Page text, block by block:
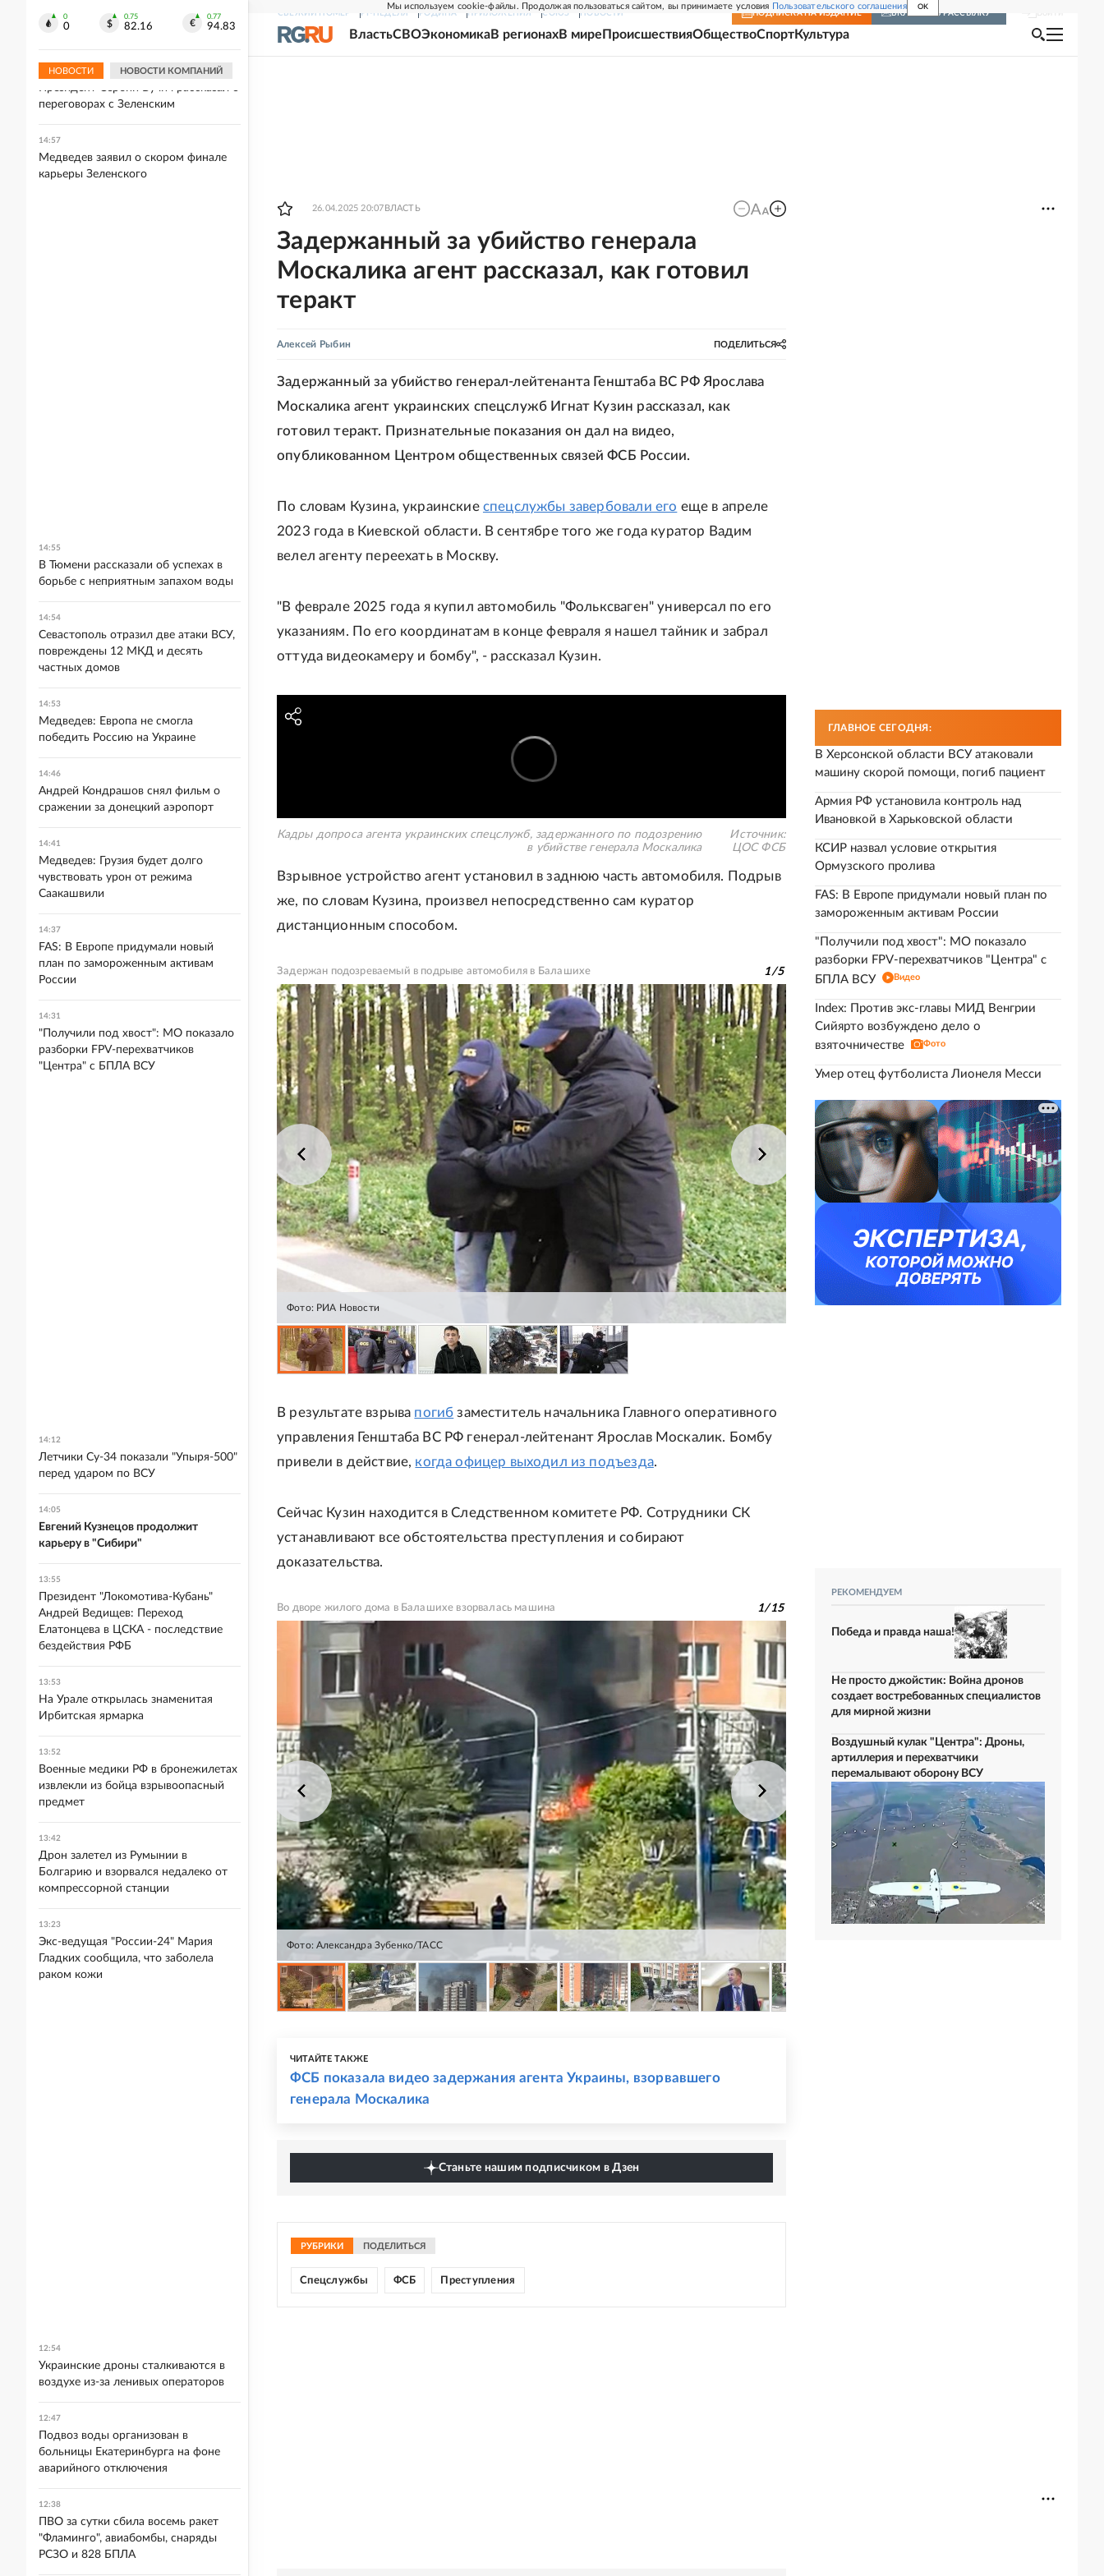
Мы используем cookie-файлы. Продолжая пользоваться сайтом, вы принимаете условия Пользовательского соглашения OK
СВЕЖИЙ НОМЕР РГ-НЕДЕЛЯ РОДИНА ПРИЛОЖЕНИЯ СОЮЗ НОВОСТИ ПОДПИСКА НА ИЗДАНИЕ ВКЛЮЧИТЬ РАССЫЛКУ
ВластьСВОЭкономикаВ регионахВ мире ПроисшествияОбществоСпортКультура
26.04.2025 20:07 ВЛАСТЬ
Задержанный за убийство генерала
Москалика агент рассказал, как готовил
теракт
Алексей Рыбин ПОДЕЛИТЬСЯ
Задержанный за убийство генерал-лейтенанта Генштаба ВС РФ Ярослава
Москалика агент украинских спецслужб Игнат Кузин рассказал, как
готовил теракт. Признательные показания он дал на видео,
опубликованном Центром общественных связей ФСБ России.
По словам Кузина, украинские спецслужбы завербовали его еще в апреле
2023 года в Киевской области. В сентябре того же года куратор Вадим
велел агенту переехать в Москву.
"В феврале 2025 года я купил автомобиль "Фольксваген" универсал по его
указаниям. По его координатам в конце февраля я нашел тайник и забрал
оттуда видеокамеру и бомбу", - рассказал Кузин.
Кадры допроса агента украинских спецслужб, задержанного по подозрению
в убийстве генерала Москалика
Источник:
ЦОС ФСБ
Взрывное устройство агент установил в заднюю часть автомобиля. Подрыв
же, по словам Кузина, произвел непосредственно сам куратор
дистанционным способом.
Задержан подозреваемый в подрыве автомобиля в Балашихе 1/5
Фото: РИА Новости
В результате взрыва погиб заместитель начальника Главного оперативного
управления Генштаба ВС РФ генерал-лейтенант Ярослав Москалик. Бомбу
привели в действие, когда офицер выходил из подъезда.
Сейчас Кузин находится в Следственном комитете РФ. Сотрудники СК
устанавливают все обстоятельства преступления и собирают
доказательства.
Во дворе жилого дома в Балашихе взорвалась машина 1/15
Фото: Александра Зубенко/ТАСС
ЧИТАЙТЕ ТАКЖЕ
ФСБ показала видео задержания агента Украины, взорвавшего
генерала Москалика
Станьте нашим подписчиком в Дзен
РУБРИКИ ПОДЕЛИТЬСЯ
Спецслужбы ФСБ Преступления
ГЛАВНОЕ СЕГОДНЯ:
В Херсонской области ВСУ атаковали
машину скорой помощи, погиб пациент
Армия РФ установила контроль над
Ивановкой в Харьковской области
КСИР назвал условие открытия
Ормузского пролива
FAS: В Европе придумали новый план по
замороженным активам России
"Получили под хвост": МО показало
разборки FPV-перехватчиков "Центра" с
БПЛА ВСУ
Видео
Index: Против экс-главы МИД Венгрии
Сийярто возбуждено дело о
взяточничестве
Фото
Умер отец футболиста Лионеля Месси
РЕКОМЕНДУЕМ
Победа и правда наша!
Не просто джойстик: Война дронов
создает востребованных специалистов
для мирной жизни
Воздушный кулак "Центра": Дроны,
артиллерия и перехватчики
перемалывают оборону ВСУ
0
0
0.75
82.16
0.77
94.83
НОВОСТИ НОВОСТИ КОМПАНИЙ
льготную ипотеку для достройки
15:07
Президент Сербии Вучич рассказал о
переговорах с Зеленским
14:57
Медведев заявил о скором финале
карьеры Зеленского
14:55
В Тюмени рассказали об успехах в
борьбе с неприятным запахом воды
14:54
Севастополь отразил две атаки ВСУ,
повреждены 12 МКД и десять
частных домов
14:53
Медведев: Европа не смогла
победить Россию на Украине
14:46
Андрей Кондрашов снял фильм о
сражении за донецкий аэропорт
14:41
Медведев: Грузия будет долго
чувствовать урон от режима
Саакашвили
14:37
FAS: В Европе придумали новый
план по замороженным активам
России
14:31
"Получили под хвост": МО показало
разборки FPV-перехватчиков
"Центра" с БПЛА ВСУ
14:12
Летчики Су-34 показали "Упыря-500"
перед ударом по ВСУ
14:05
Евгений Кузнецов продолжит
карьеру в "Сибири"
13:55
Президент "Локомотива-Кубань"
Андрей Ведищев: Переход
Елатонцева в ЦСКА - последствие
бездействия РФБ
13:53
На Урале открылась знаменитая
Ирбитская ярмарка
13:52
Военные медики РФ в бронежилетах
извлекли из бойца взрывоопасный
предмет
13:42
Дрон залетел из Румынии в
Болгарию и взорвался недалеко от
компрессорной станции
13:23
Экс-ведущая "России-24" Мария
Гладких сообщила, что заболела
раком кожи
12:54
Украинские дроны сталкиваются в
воздухе из-за ленивых операторов
12:47
Подвоз воды организован в
больницы Екатеринбурга на фоне
аварийного отключения
12:38
ПВО за сутки сбила восемь ракет
"Фламинго", авиабомбы, снаряды
РСЗО и 828 БПЛА